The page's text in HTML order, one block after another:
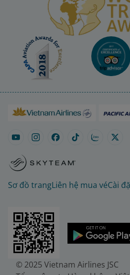
Sơ đồ trangLiên hệ mua véCài
© 2025 Vietnam Airlines JSC